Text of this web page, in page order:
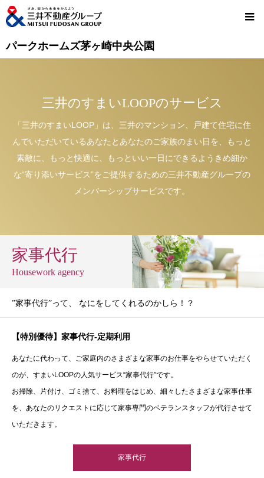
パークホームズ茅ヶ崎中央公園
三井のすまいLOOPのサービス
「三井のすまいLOOP」は、三井のマンション、戸建て住宅に住
んでいただいているあなたとあなたのご家族のまい日を、もっと
素敵に、もっと快適に、もっといい一日にできるようきめ細か
な“寄り添いサービス”をご提供するための三井不動産グループの
メンバーシップサービスです。
家事代行
Housework agency
”家事代行”って、 なにをしてくれるのかしら！？
【特別優待】家事代行-定期利用
あなたに代わって、ご家庭内のさまざまな家事のお仕事をやらせていただく
のが、すまいLOOPの人気サービス“家事代行”です。
お掃除、片付け、ゴミ捨て、お料理をはじめ、細々したさまざまな家事仕事
を、あなたのリクエストに応じて家事専門のベテランスタッフが代行させて
いただきます。
家事代行